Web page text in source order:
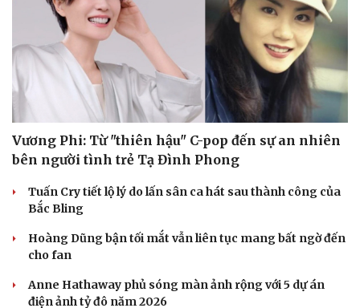
Vương Phi: Từ "thiên hậu" C-pop đến sự an nhiên
bên người tình trẻ Tạ Đình Phong
Tuấn Cry tiết lộ lý do lấn sân ca hát sau thành công của
Bắc Bling
Hoàng Dũng bận tối mắt vẫn liên tục mang bất ngờ đến
cho fan
Anne Hathaway phủ sóng màn ảnh rộng với 5 dự án
điện ảnh tỷ đô năm 2026